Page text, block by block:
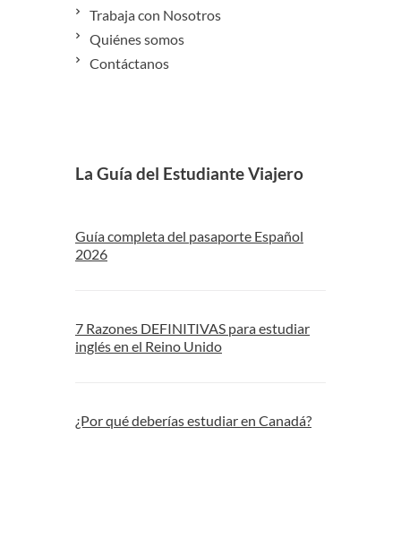
Trabaja con Nosotros
Quiénes somos
Contáctanos
La Guía del Estudiante Viajero
Guía completa del pasaporte Español
2026
7 Razones DEFINITIVAS para estudiar
inglés en el Reino Unido
¿Por qué deberías estudiar en Canadá?